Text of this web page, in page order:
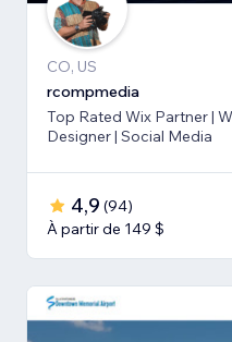
CO, US
rcompmedia
Top Rated Wix Partner |
Designer | Social Media
4,9 (94)
À partir de 149 $